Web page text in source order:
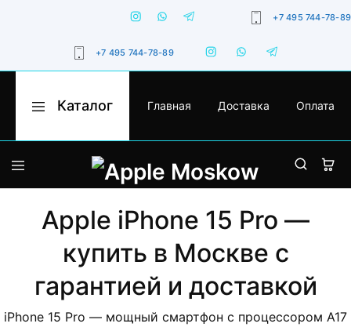
+7 495 744-78-89
+7 495 744-78-89
Apple
Оригинальная
гарантией,
доставкой
по
России
Каталог Главная Доставка Оплата
Apple iPhone 15 Pro —
купить в Москве с
гарантией и доставкой
iPhone 15 Pro — мощный смартфон с процессором A17